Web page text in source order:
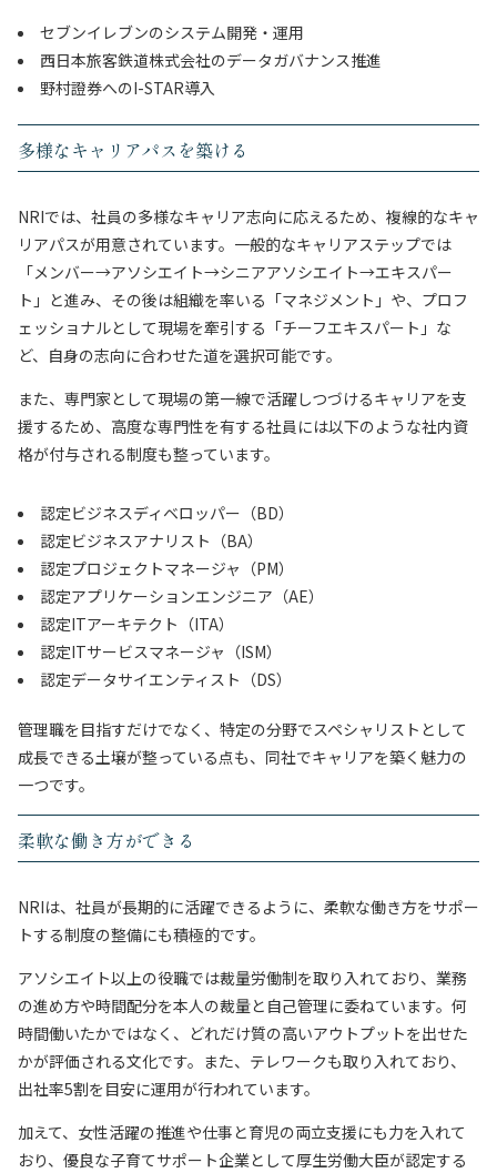
セブンイレブンのシステム開発・運用
西日本旅客鉄道株式会社のデータガバナンス推進
野村證券へのI-STAR導入
多様なキャリアパスを築ける
NRIでは、社員の多様なキャリア志向に応えるため、複線的なキャ
リアパスが用意されています。一般的なキャリアステップでは
「メンバー→アソシエイト→シニアアソシエイト→エキスパー
ト」と進み、その後は組織を率いる「マネジメント」や、プロフ
ェッショナルとして現場を牽引する「チーフエキスパート」な
ど、自身の志向に合わせた道を選択可能です。
また、専門家として現場の第一線で活躍しつづけるキャリアを支
援するため、高度な専門性を有する社員には以下のような社内資
格が付与される制度も整っています。
認定ビジネスディベロッパー（BD）
認定ビジネスアナリスト（BA）
認定プロジェクトマネージャ（PM）
認定アプリケーションエンジニア（AE）
認定ITアーキテクト（ITA）
認定ITサービスマネージャ（ISM）
認定データサイエンティスト（DS）
管理職を目指すだけでなく、特定の分野でスペシャリストとして
成長できる土壌が整っている点も、同社でキャリアを築く魅力の
一つです。
柔軟な働き方ができる
NRIは、社員が長期的に活躍できるように、柔軟な働き方をサポー
トする制度の整備にも積極的です。
アソシエイト以上の役職では裁量労働制を取り入れており、業務
の進め方や時間配分を本人の裁量と自己管理に委ねています。何
時間働いたかではなく、どれだけ質の高いアウトプットを出せた
かが評価される文化です。また、テレワークも取り入れており、
出社率5割を目安に運用が行われています。
加えて、女性活躍の推進や仕事と育児の両立支援にも力を入れて
おり、優良な子育てサポート企業として厚生労働大臣が認定する